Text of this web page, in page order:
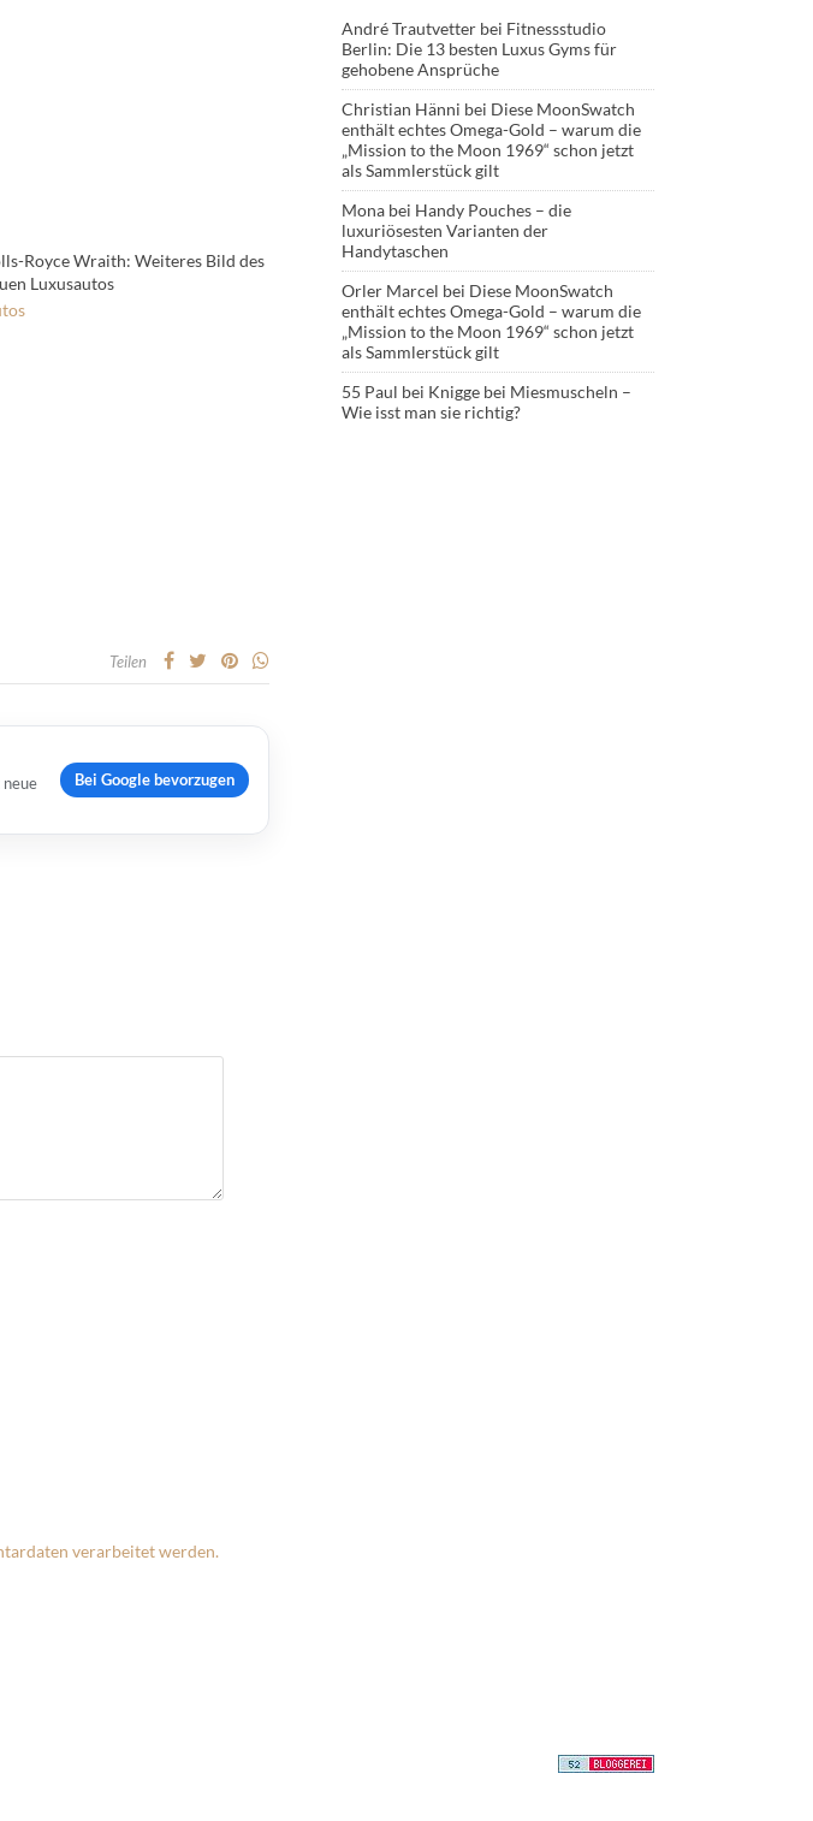
Royce Wraith: Weiteres Bild des
Luxusautos
Teilen
Bei Google bevorzugen
verarbeitet werden.
André Trautvetter bei Fitnessstudio
Berlin: Die 13 besten Luxus Gyms für
gehobene Ansprüche
Christian Hänni bei Diese MoonSwatch
enthält echtes Omega-Gold – warum die
„Mission to the Moon 1969“ schon jetzt
als Sammlerstück gilt
Mona bei Handy Pouches – die
luxuriösesten Varianten der
Handytaschen
Orler Marcel bei Diese MoonSwatch
enthält echtes Omega-Gold – warum die
„Mission to the Moon 1969“ schon jetzt
als Sammlerstück gilt
55 Paul bei Knigge bei Miesmuscheln –
Wie isst man sie richtig?